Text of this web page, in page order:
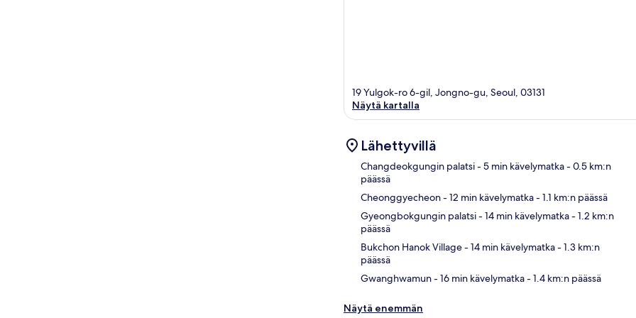
19 Yulgok-ro 6-gil, Jongno-gu, Seoul, 03131
Näytä kartalla
Lähettyvillä
Changdeokgungin palatsi- 5 min kävelymatka- 0.5 km:n
päässä
Cheonggyecheon- 12 min kävelymatka- 1.1 km:n päässä
Gyeongbokgungin palatsi- 14 min kävelymatka- 1.2 km:n
päässä
Bukchon Hanok Village- 14 min kävelymatka- 1.3 km:n
päässä
Gwanghwamun- 16 min kävelymatka- 1.4 km:n päässä
Näytä enemmän